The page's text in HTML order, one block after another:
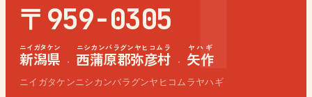
〒959-0305
新潟県
ニイガタケン
· 西蒲原郡弥彦村
ニシカンバラグンヤヒコムラ
· 矢作
ヤハギ
ニイガタケンニシカンバラグンヤヒコムラヤハギ